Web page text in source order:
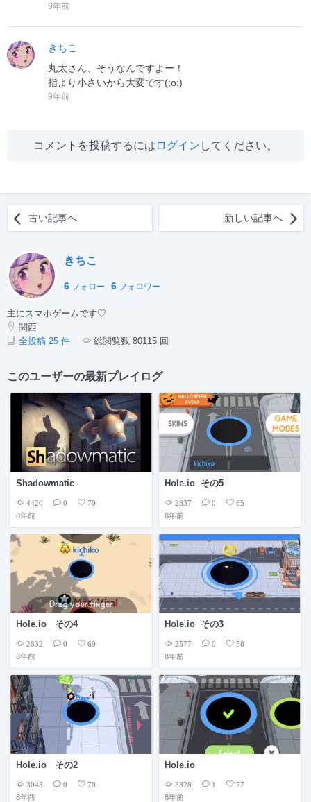
9年前
きちこ
丸太さん、そうなんですよー！
指より小さいから大変です(;o;)
9年前
コメントを投稿するには ログイン してください。
古い記事へ 新しい記事へ
きちこ
6 フォロー 6 フォロワー
主にスマホゲームです♡
関西
全投稿 25 件
総閲覧数 80115 回
このユーザーの最新プレイログ
Shadowmatic
4420 0 70
8年前
Hole.io その5
2837 0 65
8年前
Hole.io その4
2832 0 69
8年前
Hole.io その3
2577 0 58
8年前
Hole.io その2
3043 0 70
8年前
Hole.io
3328 1 77
8年前